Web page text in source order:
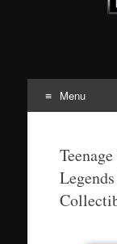
Menu